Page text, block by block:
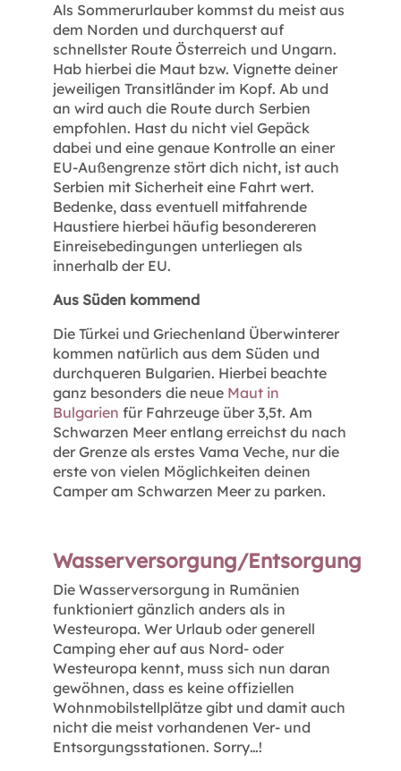
Als Sommerurlauber kommst du meist aus
dem Norden und durchquerst auf
schnellster Route Österreich und Ungarn.
Hab hierbei die Maut bzw. Vignette deiner
jeweiligen Transitländer im Kopf. Ab und
an wird auch die Route durch Serbien
empfohlen. Hast du nicht viel Gepäck
dabei und eine genaue Kontrolle an einer
EU-Außengrenze stört dich nicht, ist auch
Serbien mit Sicherheit eine Fahrt wert.
Bedenke, dass eventuell mitfahrende
Haustiere hierbei häufig besondereren
Einreisebedingungen unterliegen als
innerhalb der EU.
Aus Süden kommend
Die Türkei und Griechenland Überwinterer
kommen natürlich aus dem Süden und
durchqueren Bulgarien. Hierbei beachte
ganz besonders die neue Maut in
Bulgarien für Fahrzeuge über 3,5t. Am
Schwarzen Meer entlang erreichst du nach
der Grenze als erstes Vama Veche, nur die
erste von vielen Möglichkeiten deinen
Camper am Schwarzen Meer zu parken.
Wasserversorgung/Entsorgung
Die Wasserversorgung in Rumänien
funktioniert gänzlich anders als in
Westeuropa. Wer Urlaub oder generell
Camping eher auf aus Nord- oder
Westeuropa kennt, muss sich nun daran
gewöhnen, dass es keine offiziellen
Wohnmobilstellplätze gibt und damit auch
nicht die meist vorhandenen Ver- und
Entsorgungsstationen. Sorry…!